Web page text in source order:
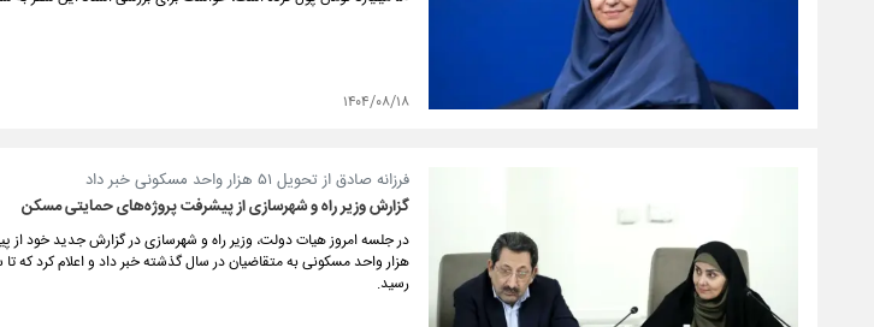
۱۴۰۴/۰۸/۱۸
فرزانه صادق از تحویل ۵۱ هزار واحد مسکونی خبر داد
گزارش وزیر راه و شهرسازی از پیشرفت پروژه‌های حمایتی مسکن
هزار واحد مسکونی به متقاضیان در سال گذشته خبر داد و اعلام کرد که
رسید.